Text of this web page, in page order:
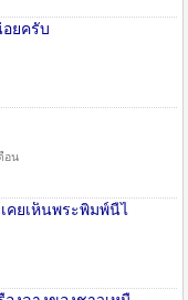
ยครับ
อน
คยเห็นพระพิมพ์นี้ไ